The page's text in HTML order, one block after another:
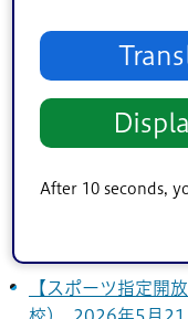
After 10 seconds,
5
10
11
17
18
24
25
【スポーツ指定開